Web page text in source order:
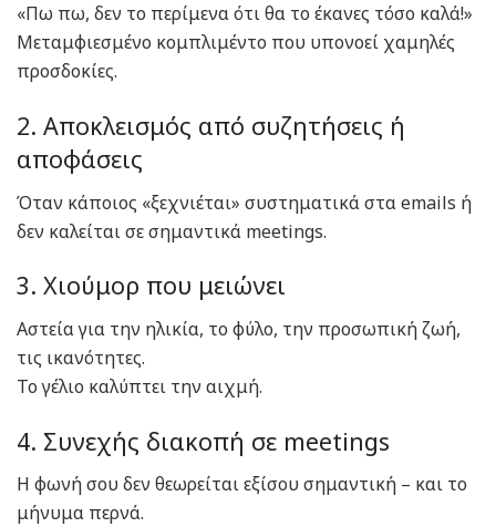
«Πω πω, δεν το περίμενα ότι θα το έκανες τόσο καλά!»
Μεταμφιεσμένο κομπλιμέντο που υπονοεί χαμηλές
προσδοκίες.
2. Αποκλεισμός από συζητήσεις ή
αποφάσεις
Όταν κάποιος «ξεχνιέται» συστηματικά στα emails ή
δεν καλείται σε σημαντικά meetings.
3. Χιούμορ που μειώνει
Αστεία για την ηλικία, το φύλο, την προσωπική ζωή,
τις ικανότητες.
Το γέλιο καλύπτει την αιχμή.
4. Συνεχής διακοπή σε meetings
Η φωνή σου δεν θεωρείται εξίσου σημαντική – και το
μήνυμα περνά.